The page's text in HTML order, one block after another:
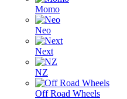
Momo
Neo
Next
NZ
Off Road Wheels